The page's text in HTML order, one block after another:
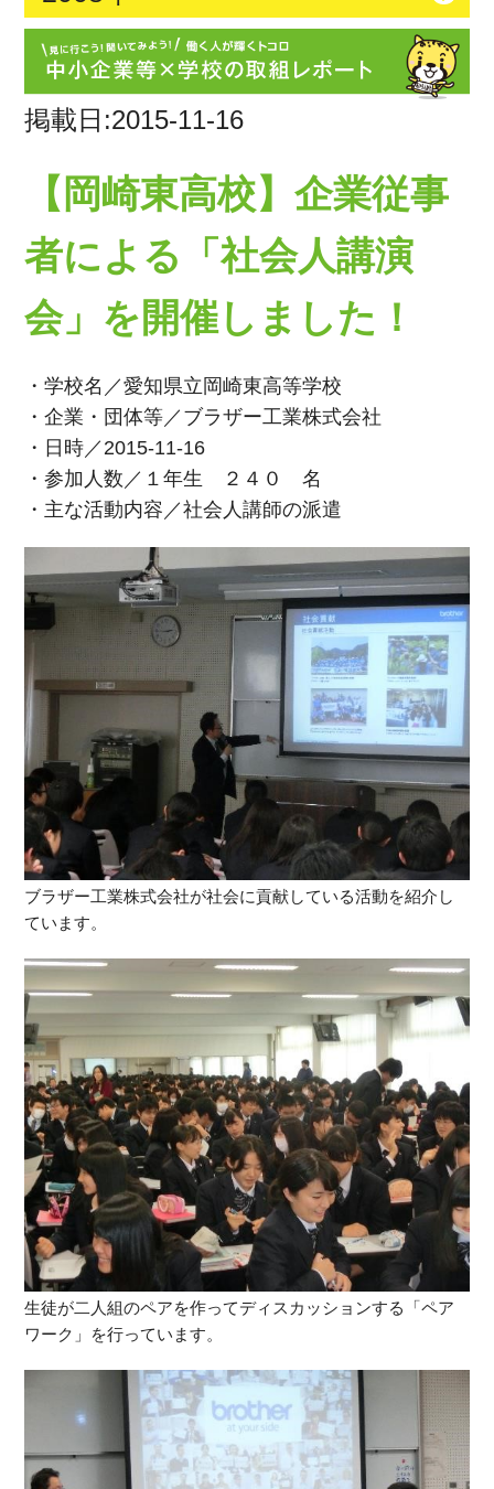
掲載日:2015-11-16
【岡崎東高校】企業従事
者による「社会人講演
会」を開催しました！
・学校名／愛知県立岡崎東高等学校
・企業・団体等／ブラザー工業株式会社
・日時／2015-11-16
・参加人数／１年生 ２４０ 名
・主な活動内容／社会人講師の派遣
ブラザー工業株式会社が社会に貢献している活動を紹介し
ています。
生徒が二人組のペアを作ってディスカッションする「ペア
ワーク」を行っています。